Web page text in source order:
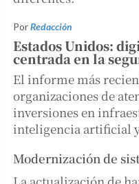
PorRedacción
Estados Unidos:
centrada en la
El informe más
organizaciones de
inversiones en
inteligencia artificial
Modernización de